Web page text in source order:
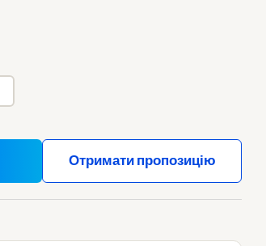
Отримати пропозицію